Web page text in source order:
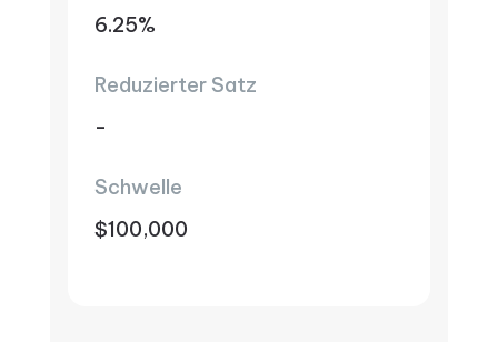
6.25%
Reduzierter Satz
-
Schwelle
$100,000